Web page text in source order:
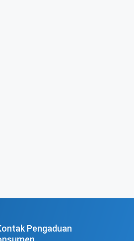
Pengaduan